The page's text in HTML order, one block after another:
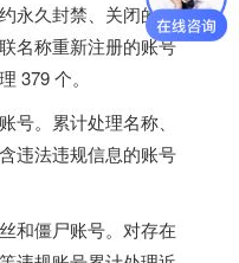
永久封禁、关闭的账
名称重新注册的账号
379 个。
号。累计处理名称、
违法违规信息的账号
和僵尸账号。 对存在